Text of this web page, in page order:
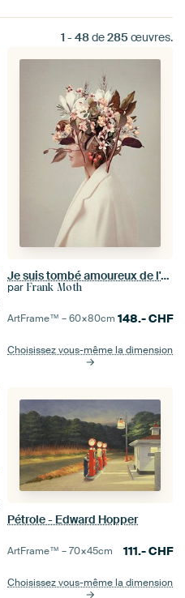
1 - 48de285œuvres.
Je suis tombé amoureux de l'automne à cause de toi
par Frank Moth
ArtFrame™ –60×80cm 148.-CHF
Choisissez vous-même la dimension
Pétrole - Edward Hopper
ArtFrame™ –70×45cm 111.-CHF
Choisissez vous-même la dimension